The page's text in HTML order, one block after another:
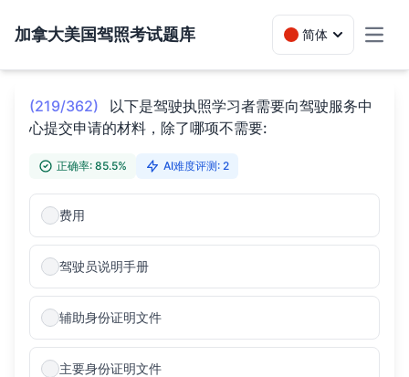
加拿大美国驾照考试题库 简体
(219/362)
以下是驾驶执照学习者需要向驾驶服务中
心提交申请的材料，除了哪项不需要:
正确率: 85.5% AI难度评测: 2
费用
驾驶员说明手册
辅助身份证明文件
主要身份证明文件